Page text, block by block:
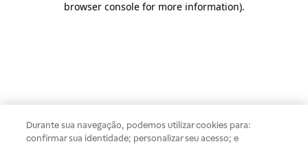
browser console for more information).
Durante sua navegação, podemos utilizar cookies para:
confirmar sua identidade; personalizar seu acesso; e